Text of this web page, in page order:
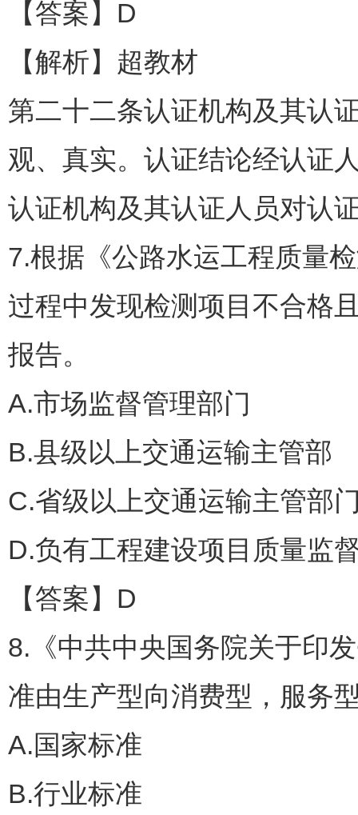
【答案】D
【解析】超教材
第二十二条认证机构及其认
观、真实。认证结论经认证
认证机构及其认证人员对认
7.根据《公路水运工程质量
过程中发现检测项目不合格
报告。
A.市场监督管理部门
B.县级以上交通运输主管部
C.省级以上交通运输主管部
D.负有工程建设项目质量监
【答案】D
8.《中共中央国务院关于印
准由生产型向消费型，服务
A.国家标准
B.行业标准